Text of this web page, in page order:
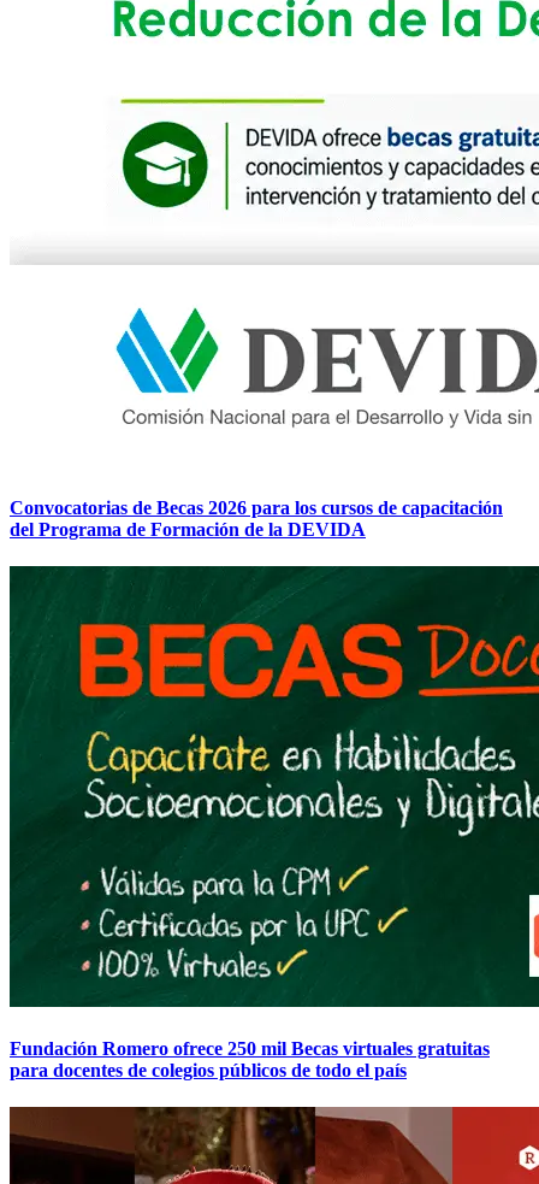
Convocatorias de Becas 2026 para los cursos de capacitación
del Programa de Formación de la DEVIDA
Fundación Romero ofrece 250 mil Becas virtuales gratuitas
para docentes de colegios públicos de todo el país